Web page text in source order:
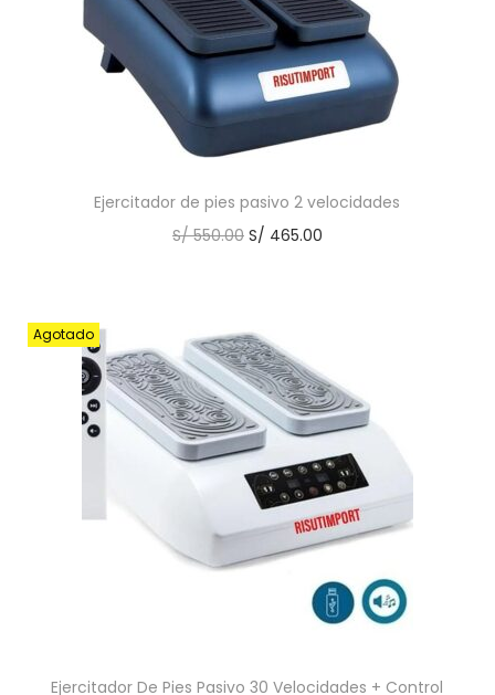
Ejercitador de pies pasivo 2 velocidades
S/550.00 S/ 465.00
Agotado
Ejercitador De Pies Pasivo 30 Velocidades + Control